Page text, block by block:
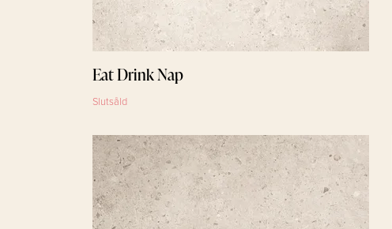
Eat Drink Nap
Slutsåld